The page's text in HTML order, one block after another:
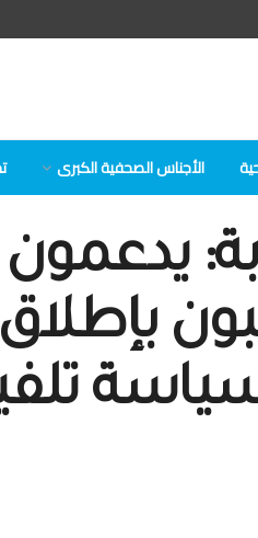
الأجناس الصحفية الكبرى
يدعمون